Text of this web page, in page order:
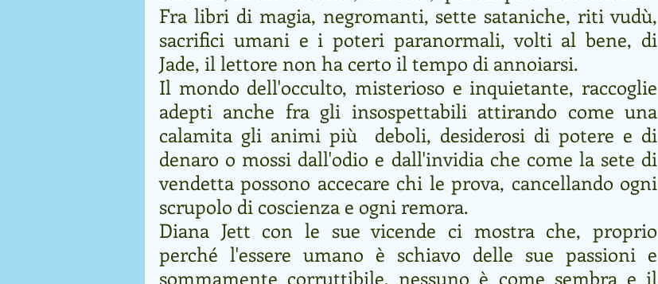
Fra libri di magia, negromanti, sette sataniche, riti vudù,
sacrifici umani e i poteri paranormali, volti al bene, di
Jade, il lettore non ha certo il tempo di annoiarsi.
Il mondo dell'occulto, misterioso e inquietante, raccoglie
adepti anche fra gli insospettabili attirando come una
calamita gli animi più  deboli, desiderosi di potere e di
denaro o mossi dall'odio e dall'invidia che come la sete di
vendetta possono accecare chi le prova, cancellando ogni
scrupolo di coscienza e ogni remora.
Diana Jett con le sue vicende ci mostra che, proprio
perché l'essere umano è schiavo delle sue passioni e
sommamente corruttibile, nessuno è come sembra e il